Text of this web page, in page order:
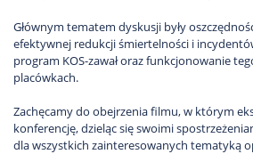
Głównym tematem dyskusji były
efektywnej redukcji śmiertelności i
program KOS-zawał oraz funkcjonowanie
placówkach.
Zachęcamy do obejrzenia filmu, w którym
konferencję, dzieląc się swoimi
dla wszystkich zainteresowanych tematyką